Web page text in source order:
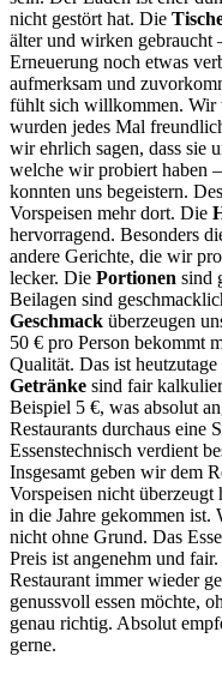
nicht gestört hat. Die
älter und wirken gebraucht
Erneuerung noch etwas
aufmerksam und
fühlt sich willkommen. Wir
wurden jedes Mal
wir ehrlich sagen, dass sie
welche wir probiert haben
konnten uns begeistern.
Vorspeisen mehr dort. Die
hervorragend. Besonders
andere Gerichte, die wir
lecker. Die Portionen sind
Beilagen sind
Geschmack überzeugen
50 € pro Person bekommt
Qualität. Das ist
Getränke sind fair
Beispiel 5 €, was absolut
Restaurants durchaus eine
Essenstechnisch verdient
Insgesamt geben wir dem
Vorspeisen nicht
in die Jahre gekommen ist.
nicht ohne Grund. Das
Preis ist angenehm und
Restaurant immer wieder
genussvoll essen möchte,
genau richtig. Absolut
gerne.